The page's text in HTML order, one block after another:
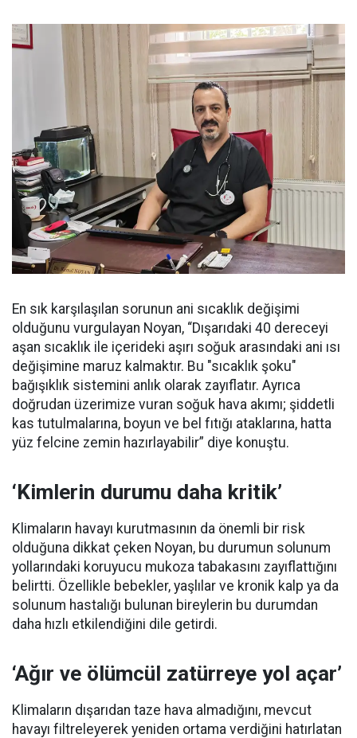
En sık karşılaşılan sorunun ani sıcaklık değişimi
olduğunu vurgulayan Noyan, “Dışarıdaki 40 dereceyi
aşan sıcaklık ile içerideki aşırı soğuk arasındaki ani ısı
değişimine maruz kalmaktır. Bu "sıcaklık şoku"
bağışıklık sistemini anlık olarak zayıflatır. Ayrıca
doğrudan üzerimize vuran soğuk hava akımı; şiddetli
kas tutulmalarına, boyun ve bel fıtığı ataklarına, hatta
yüz felcine zemin hazırlayabilir” diye konuştu.
‘Kimlerin durumu daha kritik’
Klimaların havayı kurutmasının da önemli bir risk
olduğuna dikkat çeken Noyan, bu durumun solunum
yollarındaki koruyucu mukoza tabakasını zayıflattığını
belirtti. Özellikle bebekler, yaşlılar ve kronik kalp ya da
solunum hastalığı bulunan bireylerin bu durumdan
daha hızlı etkilendiğini dile getirdi.
‘Ağır ve ölümcül zatürreye yol açar’
Klimaların dışarıdan taze hava almadığını, mevcut
havayı filtreleyerek yeniden ortama verdiğini hatırlatan